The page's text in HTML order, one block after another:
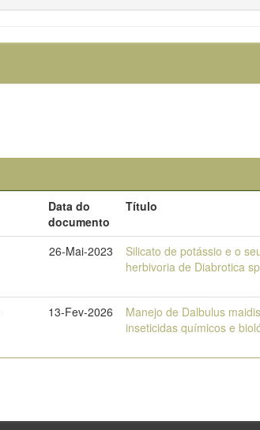
Data do
documento
Título
26-Mai-2023
Silicato de potássio e o
herbivoria de Diabrotica
13-Fev-2026
Manejo de Dalbulus
inseticidas químicos e